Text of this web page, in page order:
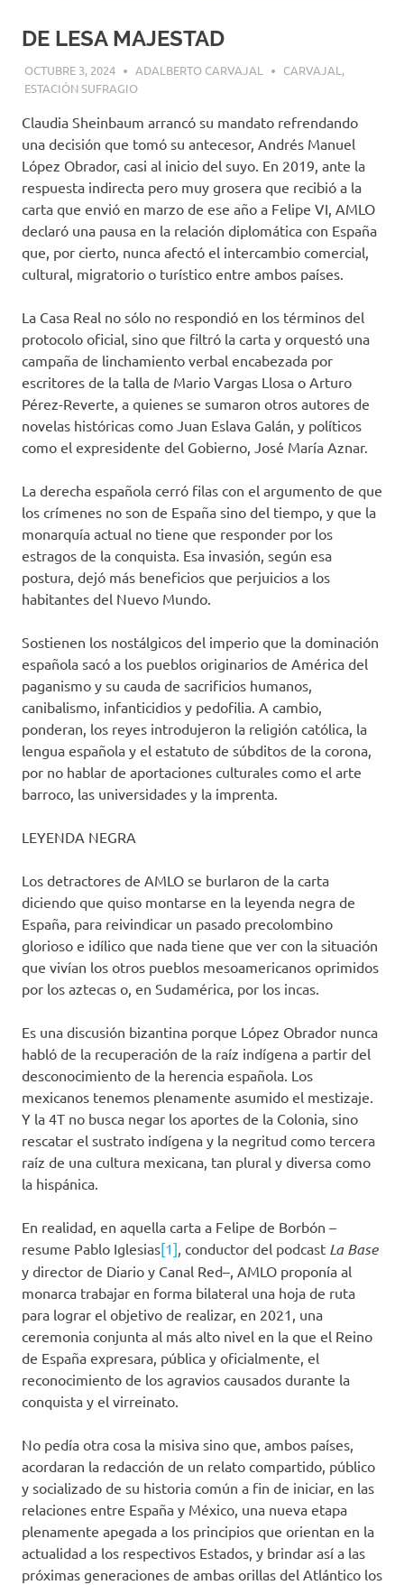
DE LESA MAJESTAD
OCTUBRE 3, 2024 ADALBERTO CARVAJAL CARVAJAL ,
ESTACIÓN SUFRAGIO
Claudia Sheinbaum arrancó su mandato refrendando
una decisión que tomó su antecesor, Andrés Manuel
López Obrador, casi al inicio del suyo. En 2019, ante la
respuesta indirecta pero muy grosera que recibió a la
carta que envió en marzo de ese año a Felipe VI, AMLO
declaró una pausa en la relación diplomática con España
que, por cierto, nunca afectó el intercambio comercial,
cultural, migratorio o turístico entre ambos países.
La Casa Real no sólo no respondió en los términos del
protocolo oficial, sino que filtró la carta y orquestó una
campaña de linchamiento verbal encabezada por
escritores de la talla de Mario Vargas Llosa o Arturo
Pérez-Reverte, a quienes se sumaron otros autores de
novelas históricas como Juan Eslava Galán, y políticos
como el expresidente del Gobierno, José María Aznar.
La derecha española cerró filas con el argumento de que
los crímenes no son de España sino del tiempo, y que la
monarquía actual no tiene que responder por los
estragos de la conquista. Esa invasión, según esa
postura, dejó más beneficios que perjuicios a los
habitantes del Nuevo Mundo.
Sostienen los nostálgicos del imperio que la dominación
española sacó a los pueblos originarios de América del
paganismo y su cauda de sacrificios humanos,
canibalismo, infanticidios y pedofilia. A cambio,
ponderan, los reyes introdujeron la religión católica, la
lengua española y el estatuto de súbditos de la corona,
por no hablar de aportaciones culturales como el arte
barroco, las universidades y la imprenta.
LEYENDA NEGRA
Los detractores de AMLO se burlaron de la carta
diciendo que quiso montarse en la leyenda negra de
España, para reivindicar un pasado precolombino
glorioso e idílico que nada tiene que ver con la situación
que vivían los otros pueblos mesoamericanos oprimidos
por los aztecas o, en Sudamérica, por los incas.
Es una discusión bizantina porque López Obrador nunca
habló de la recuperación de la raíz indígena a partir del
desconocimiento de la herencia española. Los
mexicanos tenemos plenamente asumido el mestizaje.
Y la 4T no busca negar los aportes de la Colonia, sino
rescatar el sustrato indígena y la negritud como tercera
raíz de una cultura mexicana, tan plural y diversa como
la hispánica.
En realidad, en aquella carta a Felipe de Borbón –
resume Pablo Iglesias[1] , conductor del podcast La Base
y director de Diario y Canal Red–, AMLO proponía al
monarca trabajar en forma bilateral una hoja de ruta
para lograr el objetivo de realizar, en 2021, una
ceremonia conjunta al más alto nivel en la que el Reino
de España expresara, pública y oficialmente, el
reconocimiento de los agravios causados durante la
conquista y el virreinato.
No pedía otra cosa la misiva sino que, ambos países,
acordaran la redacción de un relato compartido, público
y socializado de su historia común a fin de iniciar, en las
relaciones entre España y México, una nueva etapa
plenamente apegada a los principios que orientan en la
actualidad a los respectivos Estados, y brindar así a las
próximas generaciones de ambas orillas del Atlántico los